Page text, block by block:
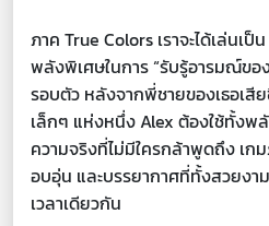
ภาค True Colors เราจะได้เล่นเ
พลังพิเศษในการ “รับรู้อารมณ์ข
รอบตัว หลังจากพี่ชายของเธอเสี
เล็กๆ แห่งหนึ่ง Alex ต้องใช้ทั้งพ
ความจริงที่ไม่มีใครกล้าพูดถึง เก
อบอุ่น และบรรยากาศที่ทั้งสวยงา
เวลาเดียวกัน